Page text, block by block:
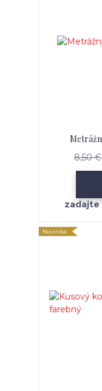
8,50 €
Novinka